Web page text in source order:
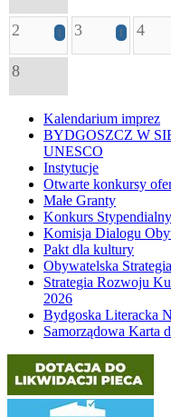
2 1 3 1 4
8
Kalendarium imprez
BYDGOSZCZ W
UNESCO
Instytucje
Otwarte konkursy
Małe Granty
Konkurs Stypendialny
Komisja Dialogu
Pakt dla kultury
Obywatelska
Strategia Rozwoju
2026
Bydgoska Literacka
Samorządowa Karta